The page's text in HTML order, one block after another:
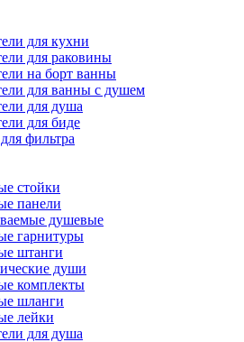
для кухни
для раковины
на борт ванны
для ванны с душем
для душа
для биде
фильтра
стойки
панели
душевые
гарнитуры
штанги
души
комплекты
шланги
лейки
для душа